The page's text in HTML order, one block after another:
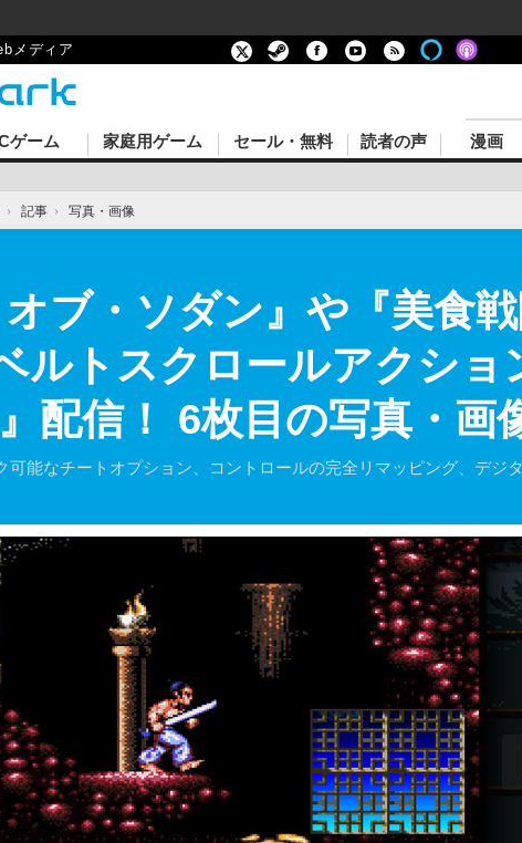
メディア
ゲーム 家庭用ゲーム セール・無料 読者の声 漫画
› 記事 › 写真・画像
オブ・ソダン』や『美食
ルトスクロールアクシ
配信！ 6枚目の写真・画
可能なチートオプション、コントロールの完全リマッピング、デジ